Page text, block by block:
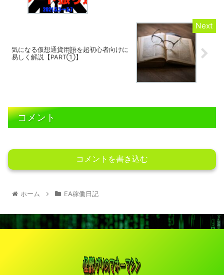
気になる仮想通貨用語を超初心者向けに
易しく解説【PART①】
コメント
コメントを書き込む
ホーム EA稼働日記